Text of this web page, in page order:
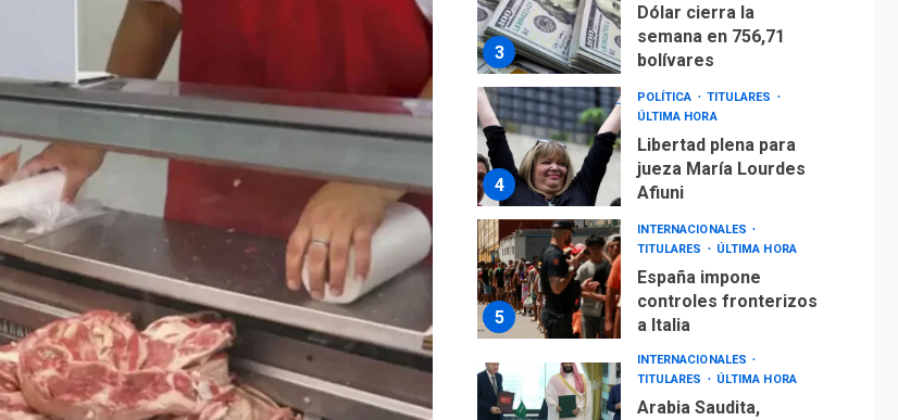
3
Dólar cierra la
semana en 756,71
bolívares
4
POLÍTICA
TITULARES
ÚLTIMA HORA
Libertad plena para
jueza María Lourdes
Afiuni
5
INTERNACIONALES
TITULARES
ÚLTIMA HORA
España impone
controles fronterizos
a Italia
INTERNACIONALES
TITULARES
ÚLTIMA HORA
Arabia Saudita,